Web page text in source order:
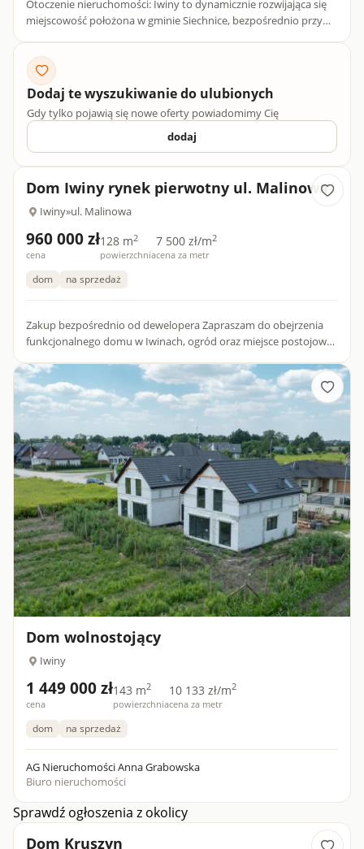
Otoczenie nieruchomości: Iwiny to dynamicznie rozwijająca się
miejscowość położona w gminie Siechnice, bezpośrednio przy
Dodaj te wyszukiwanie do ulubionych
Gdy tylko pojawią się nowe oferty powiadomimy Cię
dodaj
Dom Iwiny rynek pierwotny ul. Malinowa
Iwiny»ul. Malinowa
960 000 zł
cena
128 m2
powierzchnia
7 500 zł/m2
cena za metr
dom na sprzedaż
Zakup bezpośrednio od dewelopera Zapraszam do obejrzenia
funkcjonalnego domu w Iwinach, ogród oraz miejsce postojowe
Dom wolnostojący
Iwiny
1 449 000 zł
cena
143 m2
powierzchnia
10 133 zł/m2
cena za metr
dom na sprzedaż
AG Nieruchomości Anna Grabowska
Biuro nieruchomości
Sprawdź ogłoszenia z okolicy
Dom Kruszyn